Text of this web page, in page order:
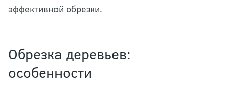
эффективной обрезки.
Обрезка деревьев:
особенности